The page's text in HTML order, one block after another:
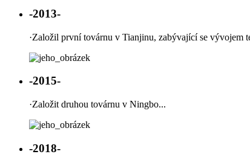
-2013-
·Založil první továrnu v Tianjinu, zabývající se vývojem
-2015-
·Založit druhou továrnu v Ningbo...
-2018-